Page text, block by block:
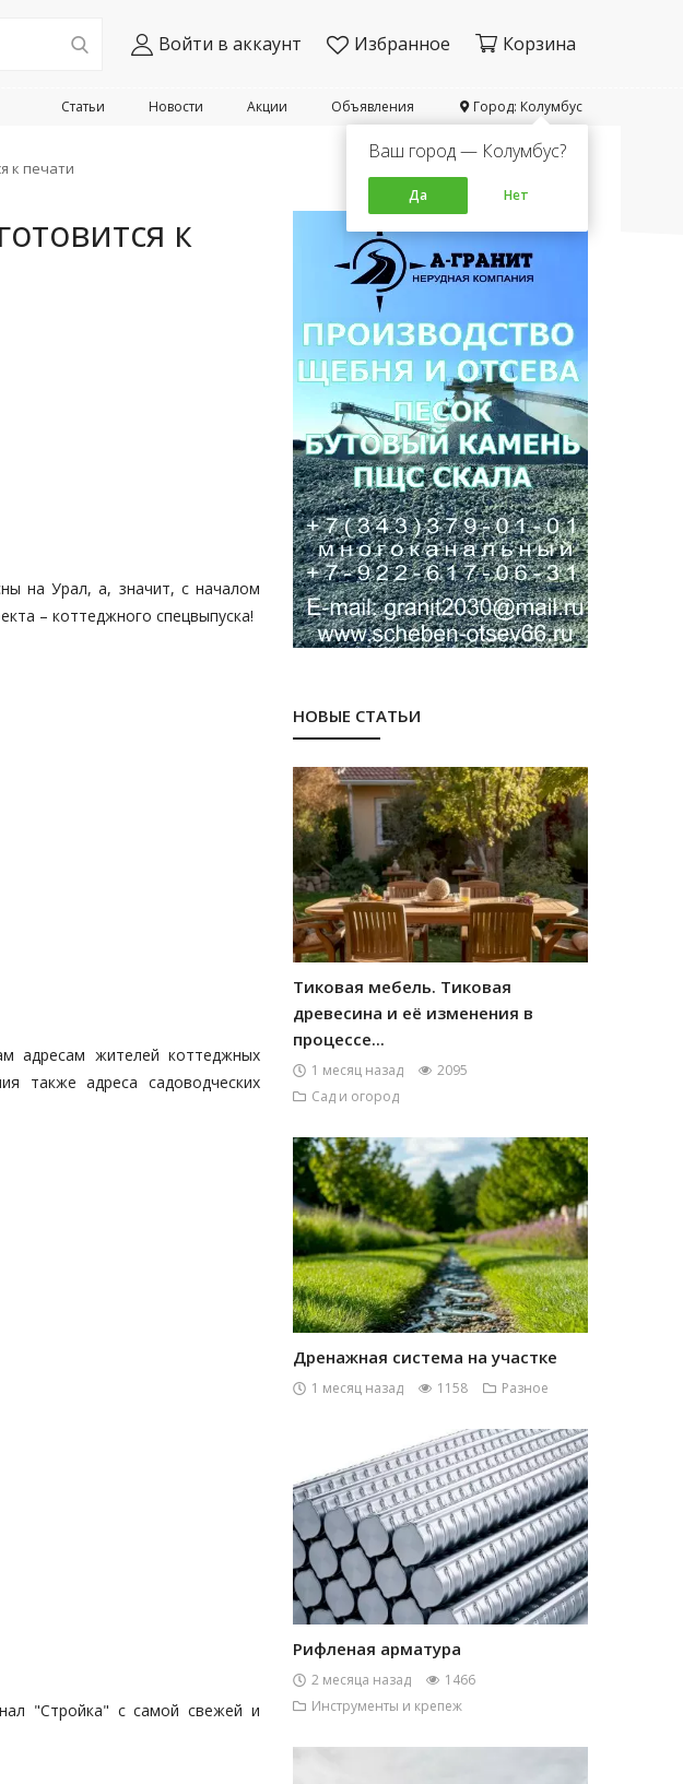
Войти в аккаунт Избранное Корзина
Город: Колумбус
Ваш город — Колумбус?
Да Нет
Объявления
Акции
Новости
Статьи
к печати
к
на Урал, а, значит, с началом
– коттеджного спецвыпуска!
адресам жителей коттеджных
также адреса садоводческих
"Стройка" с самой свежей и
НОВЫЕ СТАТЬИ
Тиковая мебель. Тиковая
древесина и её изменения в
процессе...
1 месяц назад
2095
Сад и огород
Дренажная система на участке
1 месяц назад 1158 Разное
Рифленая арматура
2 месяца назад
1466
Инструменты и крепеж